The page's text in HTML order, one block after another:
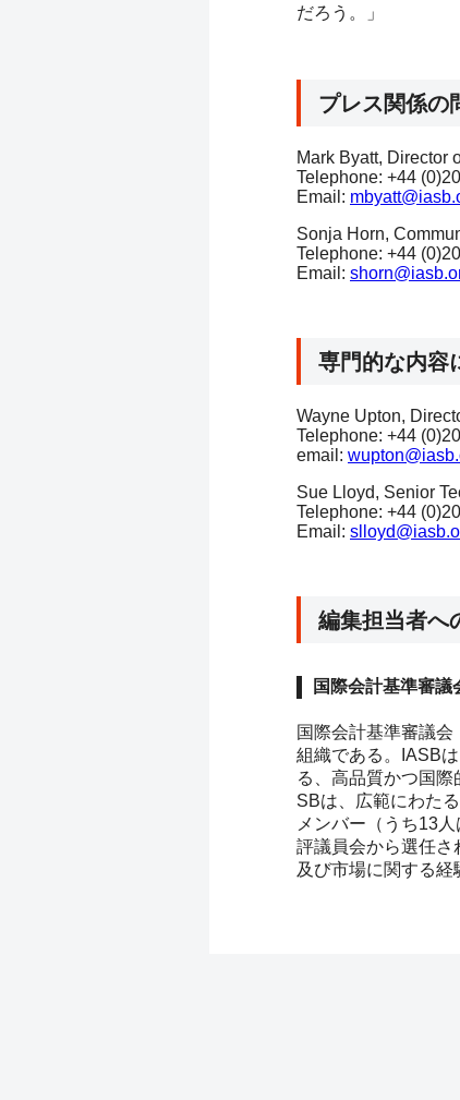
だろう。」
プレス関係の
Mark Byatt, Director
Telephone: +44
Email:
Sonja Horn,
Telephone: +44
Email:
専門的な内容
Wayne Upton,
Telephone: +44
email:
Sue Lloyd, Senior
Telephone: +44
Email:
編集担当者へ
国際会計基準審
国際会計基準審議
組織である。IASB
る、高品質かつ国
SBは、広範にわた
メンバー（うち13
評議員会から選任さ
及び市場に関する経